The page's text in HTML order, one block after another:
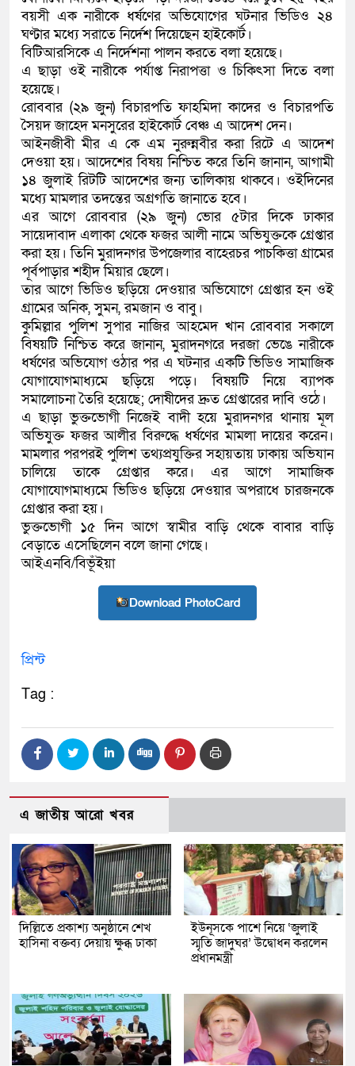
কলিমউল্লাহকে (ভিডিও)
বয়সী এক নারীকে ধর্ষণের অভিযোগের ঘটনার ভিডিও ২৪
ঘণ্টার মধ্যে সরাতে নির্দেশ দিয়েছেন হাইকোর্ট।
বিটিআরসিকে এ নির্দেশনা পালন করতে বলা হয়েছে।
এ ছাড়া ওই নারীকে পর্যাপ্ত নিরাপত্তা ও চিকিৎসা দিতে বলা
হয়েছে।
রোববার (২৯ জুন) বিচারপতি ফাহমিদা কাদের ও বিচারপতি
সৈয়দ জাহেদ মনসুরের হাইকোর্ট বেঞ্চ এ আদেশ দেন।
আইনজীবী মীর এ কে এম নুরুন্নবীর করা রিটে এ আদেশ
দেওয়া হয়। আদেশের বিষয় নিশ্চিত করে তিনি জানান, আগামী
১৪ জুলাই রিটটি আদেশের জন্য তালিকায় থাকবে। ওইদিনের
মধ্যে মামলার তদন্তের অগ্রগতি জানাতে হবে।
এর আগে রোববার (২৯ জুন) ভোর ৫টার দিকে ঢাকার
সায়েদাবাদ এলাকা থেকে ফজর আলী নামে অভিযুক্তকে গ্রেপ্তার
করা হয়। তিনি মুরাদনগর উপজেলার বাহেরচর পাচকিত্তা গ্রামের
পূর্বপাড়ার শহীদ মিয়ার ছেলে।
তার আগে ভিডিও ছড়িয়ে দেওয়ার অভিযোগে গ্রেপ্তার হন ওই
গ্রামের অনিক, সুমন, রমজান ও বাবু।
কুমিল্লার পুলিশ সুপার নাজির আহমেদ খান রোববার সকালে
বিষয়টি নিশ্চিত করে জানান, মুরাদনগরে দরজা ভেঙে নারীকে
ধর্ষণের অভিযোগ ওঠার পর এ ঘটনার একটি ভিডিও সামাজিক
যোগাযোগমাধ্যমে ছড়িয়ে পড়ে। বিষয়টি নিয়ে ব্যাপক
সমালোচনা তৈরি হয়েছে; দোষীদের দ্রুত গ্রেপ্তারের দাবি ওঠে।
এ ছাড়া ভুক্তভোগী নিজেই বাদী হয়ে মুরাদনগর থানায় মূল
অভিযুক্ত ফজর আলীর বিরুদ্ধে ধর্ষণের মামলা দায়ের করেন।
মামলার পরপরই পুলিশ তথ্যপ্রযুক্তির সহায়তায় ঢাকায় অভিযান
চালিয়ে তাকে গ্রেপ্তার করে। এর আগে সামাজিক
যোগাযোগমাধ্যমে ভিডিও ছড়িয়ে দেওয়ার অপরাধে চারজনকে
গ্রেপ্তার করা হয়।
ভুক্তভোগী ১৫ দিন আগে স্বামীর বাড়ি থেকে বাবার বাড়ি
বেড়াতে এসেছিলেন বলে জানা গেছে।
আইএনবি/বিভূঁইয়া
Download PhotoCard
প্রিন্ট
Tag :
এ জাতীয় আরো খবর
দিল্লিতে প্রকাশ্য অনুষ্ঠানে শেখ
হাসিনা বক্তব্য দেয়ায় ক্ষুব্ধ ঢাকা
ইউনূসকে পাশে নিয়ে ‘জুলাই
স্মৃতি জাদুঘর’ উদ্বোধন করলেন
প্রধানমন্ত্রী